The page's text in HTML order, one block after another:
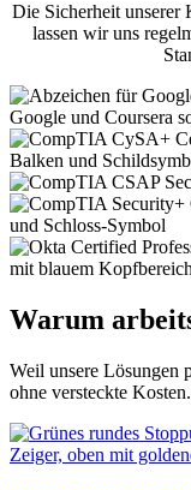
Die Sicherheit unserer
lassen wir uns
Warum
Weil unsere Lösungen
ohne versteckte Kosten.